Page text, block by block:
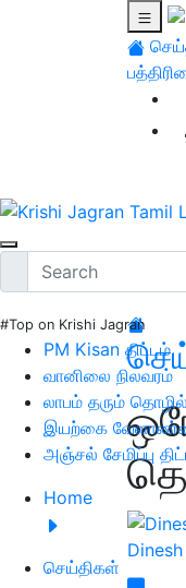
#Top on Krishi Jagran
PM Kisan திட்டம்
வானிலை நிலவரம்
லாபம் தரும் தொழில்
இயற்கை
அஞ்சல் சேமிப்பு
Home
செய்திகள்